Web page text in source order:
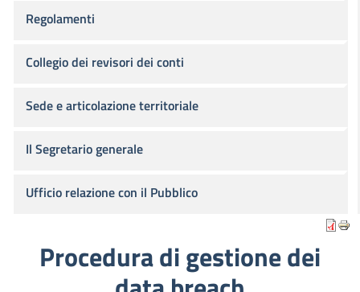
Procedura di gestione dei
Regolamenti
Collegio dei revisori dei conti
Sede e articolazione territoriale
Il Segretario generale
Ufficio relazione con il Pubblico